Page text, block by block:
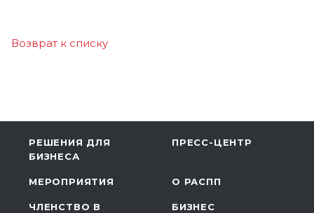
Возврат к списку
РЕШЕНИЯ ДЛЯ
БИЗНЕСА
ПРЕСС-ЦЕНТР
МЕРОПРИЯТИЯ О РАСПП
ЧЛЕНСТВО В
БИЗНЕС